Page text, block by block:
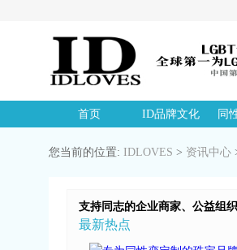
首页 ID品牌文化 同
您当前的位置: IDLOVES > 资讯中心
支持同志的企业商家、公益组
最新热点